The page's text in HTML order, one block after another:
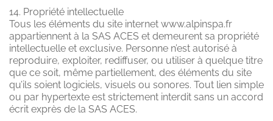
14. Propriété intellectuelle
Tous les éléments du site internet www.alpinspa.fr
appartiennent à la SAS ACES et demeurent sa propriété
intellectuelle et exclusive. Personne n’est autorisé à
reproduire, exploiter, rediffuser, ou utiliser à quelque titre
que ce soit, même partiellement, des éléments du site
qu’ils soient logiciels, visuels ou sonores. Tout lien simple
ou par hypertexte est strictement interdit sans un accord
écrit exprès de la SAS ACES.